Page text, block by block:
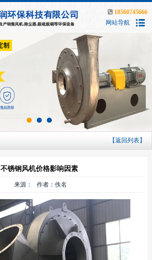
18560745666
网站导航
【返回列表】
不锈钢风机价格影响因素
来源： 作者：佚名